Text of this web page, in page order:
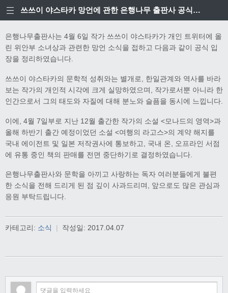
쓰쓰이 야스타카 망언에 관한 은행나무 출판사 공식입장
은행나무출판사는 4월 6일 작가 쓰쓰이 야스타카가 개인 트위터에 올
린 위안부 소녀상과 관련한 망언 소식을 접하고 다음과 같이 공식 입
장을 정리하였습니다.
쓰쓰이 야스타카의 문학적 성취와는 별개로, 한일관계와 역사를 바라
보는 작가의 개인적 시각에 크게 실망하였으며, 작가로서뿐 아니라 한
인간으로서 그의 태도와 자질에 대해 분노와 슬픔을 동시에 느낍니다.
이에, 4월 7일부로 지난 12월 출간한 작가의 소설 <모나드의 영역>과
올해 하반기 출간 예정이었던 소설 <여행의 라고스>의 계약 해지를
국내 에이전트 및 일본 저작권사에 통보하고, 국내 온, 오프라인 서점
에 유통 중인 책의 판매를 전면 중단하기로 결정하였습니다.
은행나무출판사와 문학을 아끼고 사랑하는 독자 여러분들에게 불편
한 소식을 전해 드리게 된 점 깊이 사과드리며, 앞으로도 많은 관심과
응원 부탁드립니다.
카테고리: 소식 | 작성일: 2017.04.07